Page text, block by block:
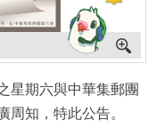
星期六與中華集郵團
知，特此公告。